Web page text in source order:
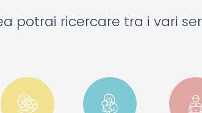
potrai ricercare tra i vari